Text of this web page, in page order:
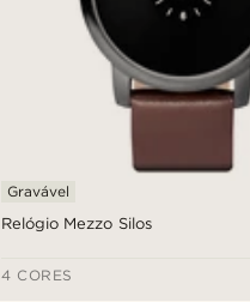
Relógio Mezzo Silos
Gravável
4 CORES